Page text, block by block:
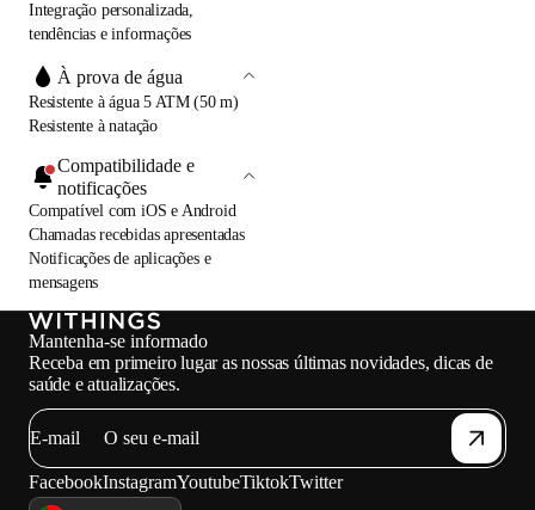
Integração personalizada,
tendências e informações
À prova de água
Resistente à água 5 ATM (50 m)
Resistente à natação
Compatibilidade e
notificações
Compatível com iOS e Android
Chamadas recebidas apresentadas
Notificações de aplicações e
mensagens
Mantenha-se informado
Receba em primeiro lugar as nossas últimas novidades, dicas de
saúde e atualizações.
E-mail
FacebookInstagramYoutubeTiktokTwitter